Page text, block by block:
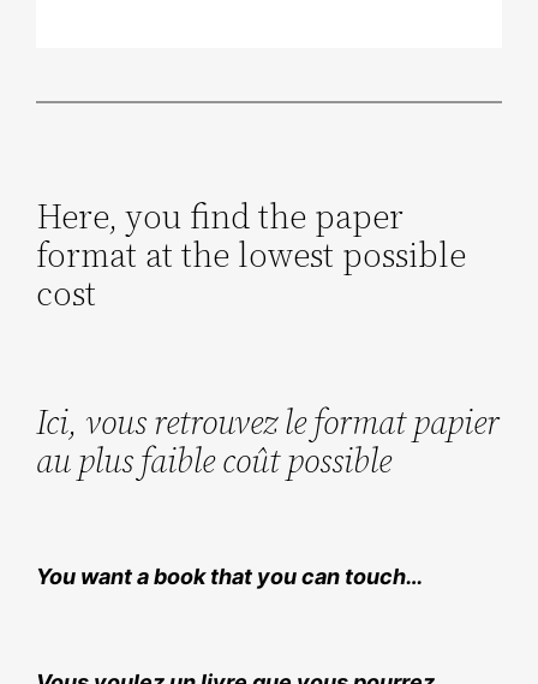
Here, you find the paper
format at the lowest possible
cost
Ici, vous retrouvez le format papier
au plus faible coût possible
You want a book that you can touch…